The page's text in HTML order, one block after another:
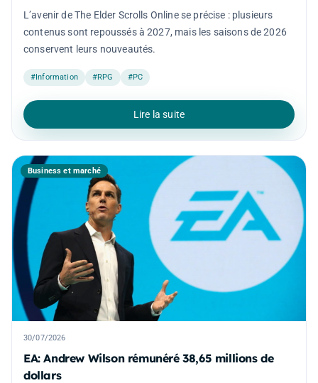
L’avenir de The Elder Scrolls Online se précise : plusieurs
contenus sont repoussés à 2027, mais les saisons de 2026
conservent leurs nouveautés.
#Information #RPG #PC
Lire la suite
Business et marché
30/07/2026
EA: Andrew Wilson rémunéré 38,65 millions de
dollars